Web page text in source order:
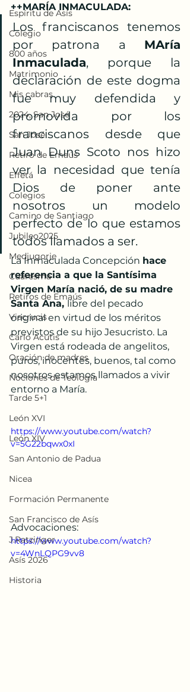
Espíritu de Asís
Colegio
800 años
Matrimonio
Mis cabras
2024, San José
San José
Retiro de Emaús
Effetá
Colegios
Camino de Santiago
Jubileo2025
Medjugorje
Cuaresma
Retiros de Emaús
Viacrucis
Carlo Acutis
Oración de madres
Nociones de Teología
Tarde 5+1
León XVI
León XIV
San Antonio de Padua
Nicea
Formación Permanente
San Francisco de Asís
J.Ratzinger
Asís 2026
Historia
++MARÍA INMACULADA:
Los franciscanos tenemos
por patrona a MAría
Inmaculada, porque la
declaración de este dogma
fue muy defendida y
promovida por los
franciscanos desde que
Juan Duns Scoto nos hizo
ver la necesidad que tenía
Dios de poner ante
nosotros un modelo
perfecto de lo que estamos
todos llamados a ser.
La Inmaculada Concepción hace
referencia a que la Santísima
Virgen María nació, de su madre
Santa Ana, libre del pecado
original en virtud de los méritos
previstos de su hijo Jesucristo. La
Virgen está rodeada de angelitos,
puros, inocentes, buenos, tal como
nosotros estamos llamados a vivir
entorno a María.
https://www.youtube.com/watch?
v=5G22bqwx0xI
Advocaciones:
https://www.youtube.com/watch?
v=4WnLQPG9vv8